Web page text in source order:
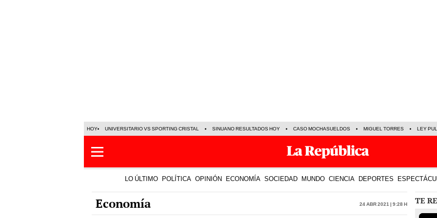
HOY UNIVERSITARIO VS SPORTING CRISTAL SINUANO RESULTADOS HOY CASO MOCHASUELDOS MIGUEL TORRES LEY
LO ÚLTIMO POLÍTICA OPINIÓN ECONOMÍA SOCIEDAD MUNDO CIENCIA DEPORTES
Economía 24 Abr 2021 | 9:28 h TE